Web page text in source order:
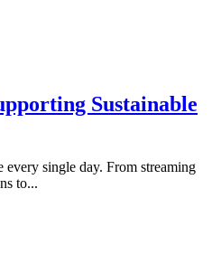
Sustainable
single day. From streaming
to...